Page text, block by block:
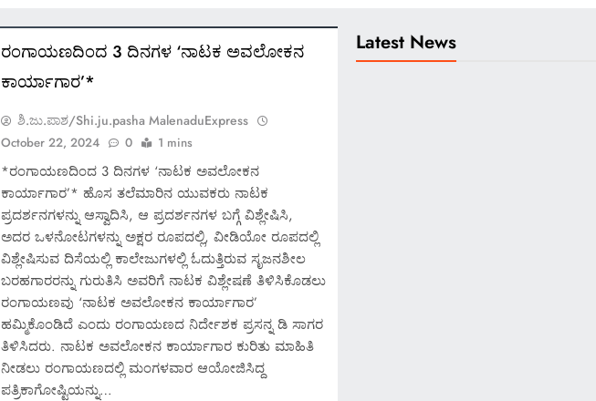
Latest News
ರಂಗಾಯಣದಿಂದ 3 ದಿನಗಳ ‘ನಾಟಕ ಅವಲೋಕನ
ಕಾರ್ಯಾಗಾರ’*
ಶಿ.ಜು.ಪಾಶ/Shi.ju.pasha MalenaduExpress
October 22, 2024 0 1 mins
*ರಂಗಾಯಣದಿಂದ 3 ದಿನಗಳ ‘ನಾಟಕ ಅವಲೋಕನ
ಕಾರ್ಯಾಗಾರ’* ಹೊಸ ತಲೆಮಾರಿನ ಯುವಕರು ನಾಟಕ
ಪ್ರದರ್ಶನಗಳನ್ನು ಆಸ್ವಾದಿಸಿ, ಆ ಪ್ರದರ್ಶನಗಳ ಬಗ್ಗೆ ವಿಶ್ಲೇಷಿಸಿ,
ಅದರ ಒಳನೋಟಗಳನ್ನು ಅಕ್ಷರ ರೂಪದಲ್ಲಿ, ವೀಡಿಯೋ ರೂಪದಲ್ಲಿ
ವಿಶ್ಲೇಷಿಸುವ ದಿಸೆಯಲ್ಲಿ ಕಾಲೇಜುಗಳಲ್ಲಿ ಓದುತ್ತಿರುವ ಸೃಜನಶೀಲ
ಬರಹಗಾರರನ್ನು ಗುರುತಿಸಿ ಅವರಿಗೆ ನಾಟಕ ವಿಶ್ಲೇಷಣೆ ತಿಳಿಸಿಕೊಡಲು
ರಂಗಾಯಣವು ‘ನಾಟಕ ಅವಲೋಕನ ಕಾರ್ಯಾಗಾರ’
ಹಮ್ಮಿಕೊಂಡಿದೆ ಎಂದು ರಂಗಾಯಣದ ನಿರ್ದೇಶಕ ಪ್ರಸನ್ನ ಡಿ ಸಾಗರ
ತಿಳಿಸಿದರು. ನಾಟಕ ಅವಲೋಕನ ಕಾರ್ಯಾಗಾರ ಕುರಿತು ಮಾಹಿತಿ
ನೀಡಲು ರಂಗಾಯಣದಲ್ಲಿ ಮಂಗಳವಾರ ಆಯೋಜಿಸಿದ್ದ
ಪತ್ರಿಕಾಗೋಷ್ಟಿಯನ್ನು…